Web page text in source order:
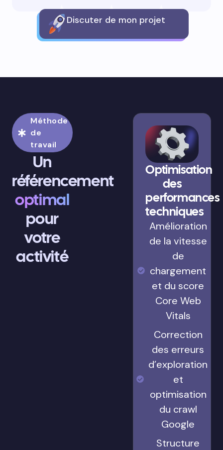
Discuter de mon projet
Méthode
de
travail
Un
référencement
optimal
pour
votre
activité
Optimisation
des
performances
techniques
Amélioration
de la vitesse
de
chargement
et du score
Core Web
Vitals
Correction
des erreurs
d’exploration
et
optimisation
du crawl
Google
Structure